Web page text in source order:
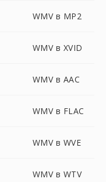
WMV в MP2
WMV в XVID
WMV в AAC
WMV в FLAC
WMV в WVE
WMV в WTV